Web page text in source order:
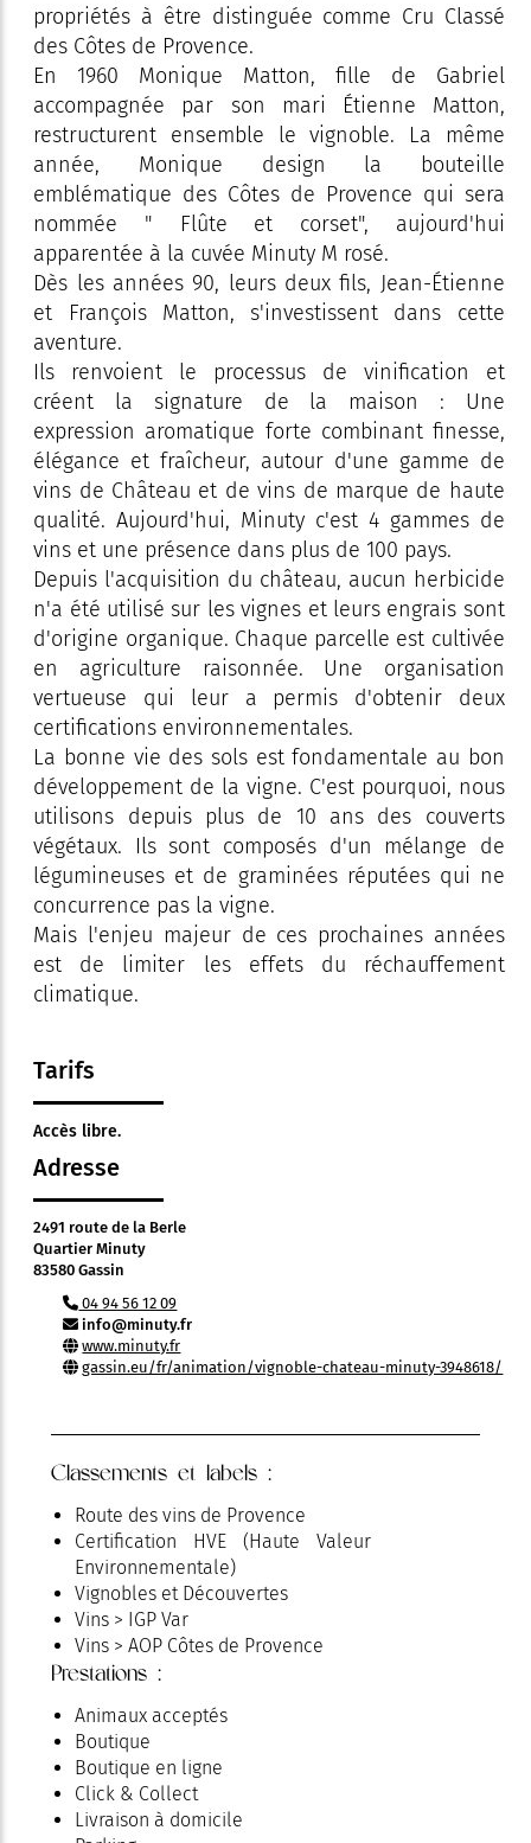
propriétés à être distinguée comme Cru Classé
des Côtes de Provence.
En 1960 Monique Matton, fille de Gabriel
accompagnée par son mari Étienne Matton,
restructurent ensemble le vignoble. La même
année, Monique design la bouteille
emblématique des Côtes de Provence qui sera
nommée " Flûte et corset", aujourd'hui
apparentée à la cuvée Minuty M rosé.
Dès les années 90, leurs deux fils, Jean-Étienne
et François Matton, s'investissent dans cette
aventure.
Ils renvoient le processus de vinification et
créent la signature de la maison : Une
expression aromatique forte combinant finesse,
élégance et fraîcheur, autour d'une gamme de
vins de Château et de vins de marque de haute
qualité. Aujourd'hui, Minuty c'est 4 gammes de
vins et une présence dans plus de 100 pays.
Depuis l'acquisition du château, aucun herbicide
n'a été utilisé sur les vignes et leurs engrais sont
d'origine organique. Chaque parcelle est cultivée
en agriculture raisonnée. Une organisation
vertueuse qui leur a permis d'obtenir deux
certifications environnementales.
La bonne vie des sols est fondamentale au bon
développement de la vigne. C'est pourquoi, nous
utilisons depuis plus de 10 ans des couverts
végétaux. Ils sont composés d'un mélange de
légumineuses et de graminées réputées qui ne
concurrence pas la vigne.
Mais l'enjeu majeur de ces prochaines années
est de limiter les effets du réchauffement
climatique.
Tarifs
Accès libre.
Adresse
2491 route de la Berle
Quartier Minuty
83580 Gassin
04 94 56 12 09
info@minuty.fr
www.minuty.fr
gassin.eu/fr/animation/vignoble-chateau-minuty-3948618/
Classements et labels :
Route des vins de Provence
Certification HVE (Haute Valeur
Environnementale)
Vignobles et Découvertes
Vins > IGP Var
Vins > AOP Côtes de Provence
Prestations :
Animaux acceptés
Boutique
Boutique en ligne
Click & Collect
Livraison à domicile